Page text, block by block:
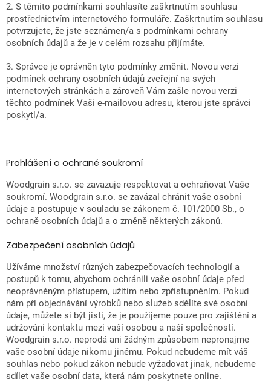
2. S těmito podmínkami souhlasíte zaškrtnutím souhlasu
prostřednictvím internetového formuláře. Zaškrtnutím souhlasu
potvrzujete, že jste seznámen/a s podmínkami ochrany
osobních údajů a že je v celém rozsahu přijímáte.
3. Správce je oprávněn tyto podmínky změnit. Novou verzi
podmínek ochrany osobních údajů zveřejní na svých
internetových stránkách a zároveň Vám zašle novou verzi
těchto podmínek Vaši e-mailovou adresu, kterou jste správci
poskytl/a.
Prohlášení o ochraně soukromí
Woodgrain s.r.o. se zavazuje respektovat a ochraňovat Vaše
soukromí. Woodgrain s.r.o. se zavázal chránit vaše osobní
údaje a postupuje v souladu se zákonem č. 101/2000 Sb., o
ochraně osobních údajů a o změně některých zákonů.
Zabezpečení osobních údajů
Užíváme množství různých zabezpečovacích technologií a
postupů k tomu, abychom ochránili vaše osobní údaje před
neoprávněným přístupem, užitím nebo zpřístupněním. Pokud
nám při objednávání výrobků nebo služeb sdělíte své osobní
údaje, můžete si být jisti, že je použijeme pouze pro zajištění a
udržování kontaktu mezi vaší osobou a naší společností.
Woodgrain s.r.o. neprodá ani žádným způsobem nepronajme
vaše osobní údaje nikomu jinému. Pokud nebudeme mít váš
souhlas nebo pokud zákon nebude vyžadovat jinak, nebudeme
sdílet vaše osobní data, která nám poskytnete online.